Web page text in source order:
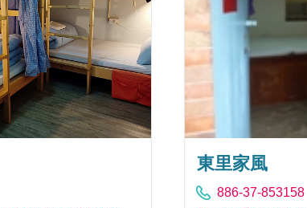
東里家風
886-37-853158